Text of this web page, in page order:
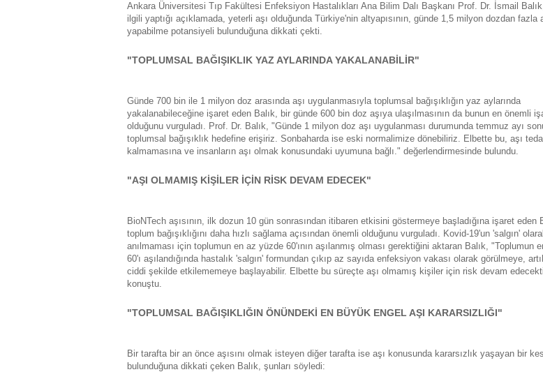
Ankara Üniversitesi Tıp Fakültesi Enfeksiyon Hastalıkları Ana Bilim Dalı Başkanı Prof. Dr. İsmail
ilgili yaptığı açıklamada, yeterli aşı olduğunda Türkiye'nin altyapısının, günde 1,5 milyon dozdan fazla
yapabilme potansiyeli bulunduğuna dikkati çekti.
"TOPLUMSAL BAĞIŞIKLIK YAZ AYLARINDA YAKALANABİLİR"
Günde 700 bin ile 1 milyon doz arasında aşı uygulanmasıyla toplumsal bağışıklığın yaz aylarında
yakalanabileceğine işaret eden Balık, bir günde 600 bin doz aşıya ulaşılmasının da bunun en önemli
olduğunu vurguladı. Prof. Dr. Balık, "Günde 1 milyon doz aşı uygulanması durumunda temmuz ayı
toplumsal bağışıklık hedefine erişiriz. Sonbaharda ise eski normalimize dönebiliriz. Elbette bu, aşı
kalmamasına ve insanların aşı olmak konusundaki uyumuna bağlı." değerlendirmesinde bulundu.
"AŞI OLMAMIŞ KİŞİLER İÇİN RİSK DEVAM EDECEK"
BioNTech aşısının, ilk dozun 10 gün sonrasından itibaren etkisini göstermeye başladığına işaret eden
toplum bağışıklığını daha hızlı sağlama açısından önemli olduğunu vurguladı. Kovid-19'un 'salgın'
anılmaması için toplumun en az yüzde 60'ının aşılanmış olması gerektiğini aktaran Balık, "Toplumun
60'ı aşılandığında hastalık 'salgın' formundan çıkıp az sayıda enfeksiyon vakası olarak görülmeye,
ciddi şekilde etkilememeye başlayabilir. Elbette bu süreçte aşı olmamış kişiler için risk devam
konuştu.
"TOPLUMSAL BAĞIŞIKLIĞIN ÖNÜNDEKİ EN BÜYÜK ENGEL AŞI KARARSIZLIĞI"
Bir tarafta bir an önce aşısını olmak isteyen diğer tarafta ise aşı konusunda kararsızlık yaşayan bir
bulunduğuna dikkati çeken Balık, şunları söyledi: